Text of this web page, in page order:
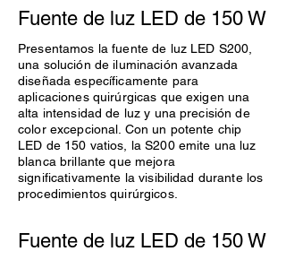
Fuente de luz LED de 150 W
Presentamos la fuente de luz LED S200,
una solución de iluminación avanzada
diseñada específicamente para
aplicaciones quirúrgicas que exigen una
alta intensidad de luz y una precisión de
color excepcional. Con un potente chip
LED de 150 vatios, la S200 emite una luz
blanca brillante que mejora
significativamente la visibilidad durante los
procedimientos quirúrgicos.
Fuente de luz LED de 150 W